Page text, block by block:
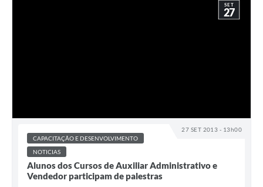
27 SET 2013 - 13h00
SET
27
CAPACITAÇÃO E DESENVOLVIMENTO
NOTICIAS
Alunos dos Cursos de Auxiliar Administrativo e
Vendedor participam de palestras